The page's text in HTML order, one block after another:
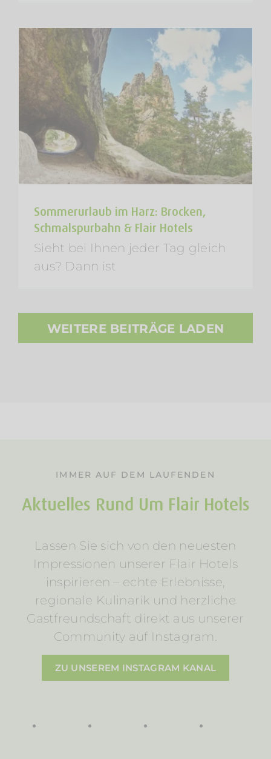
Sommerurlaub im Harz: Brocken,
Schmalspurbahn & Flair Hotels
Sieht bei Ihnen jeder Tag gleich
aus? Dann ist
WEITERE BEITRÄGE LADEN
IMMER AUF DEM LAUFENDEN
Aktuelles Rund Um Flair Hotels
Lassen Sie sich von den neuesten
Impressionen unserer Flair Hotels
inspirieren – echte Erlebnisse,
regionale Kulinarik und herzliche
Gastfreundschaft direkt aus unserer
Community auf Instagram.
ZU UNSEREM INSTAGRAM KANAL